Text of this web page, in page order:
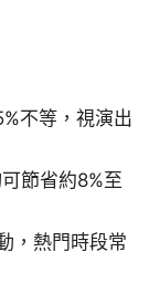
不等，視演出
節省約8%至
，熱門時段常